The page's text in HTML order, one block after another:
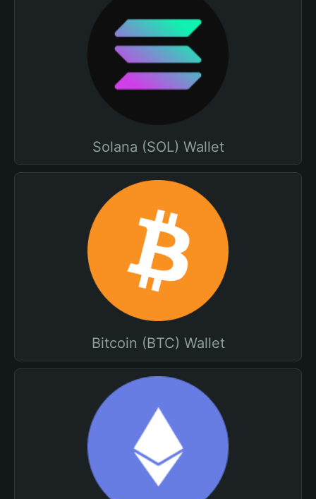
Solana (SOL) Wallet
Bitcoin (BTC) Wallet